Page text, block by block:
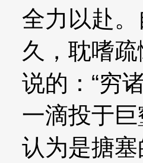
全力以赴
久，耽嗜
说的：“穷
一滴投于
认为是搪